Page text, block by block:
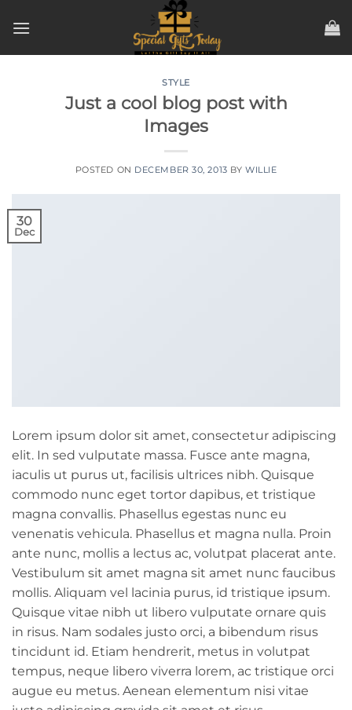
STYLE
Just a cool blog post with
Images
POSTED ON DECEMBER 30, 2013 BY WILLIE
30
Dec
Lorem ipsum dolor sit amet, consectetur adipiscing
elit. In sed vulputate massa. Fusce ante magna,
iaculis ut purus ut, facilisis ultrices nibh. Quisque
commodo nunc eget tortor dapibus, et tristique
magna convallis. Phasellus egestas nunc eu
venenatis vehicula. Phasellus et magna nulla. Proin
ante nunc, mollis a lectus ac, volutpat placerat ante.
Vestibulum sit amet magna sit amet nunc faucibus
mollis. Aliquam vel lacinia purus, id tristique ipsum.
Quisque vitae nibh ut libero vulputate ornare quis
in risus. Nam sodales justo orci, a bibendum risus
tincidunt id. Etiam hendrerit, metus in volutpat
tempus, neque libero viverra lorem, ac tristique orci
augue eu metus. Aenean elementum nisi vitae